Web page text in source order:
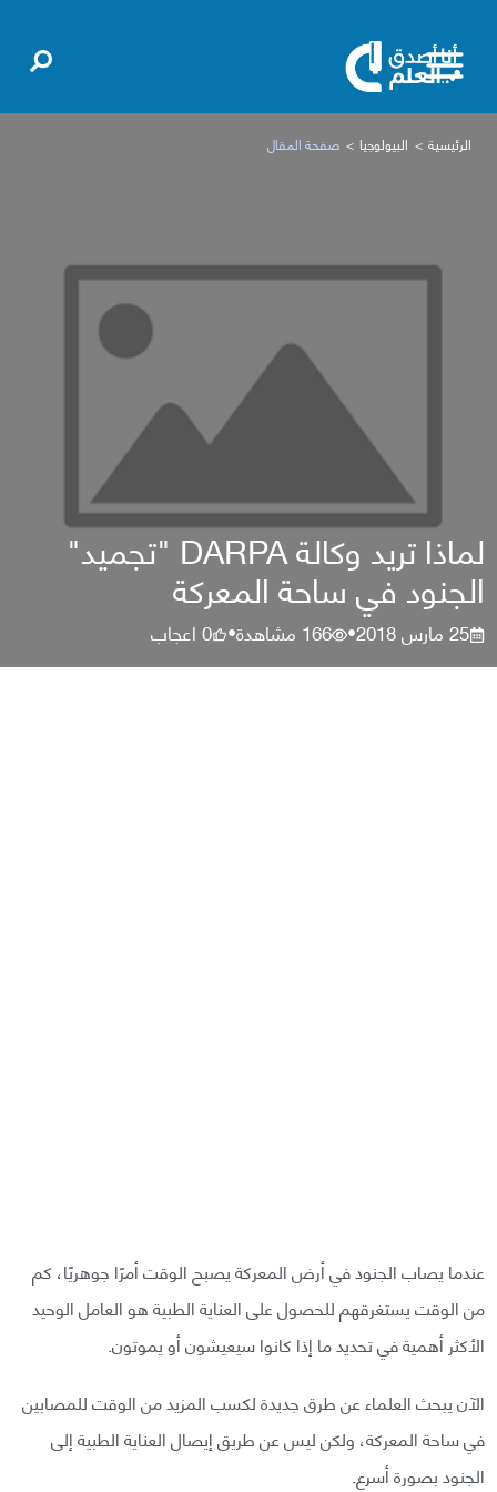
الرئيسية البيولوجيا صفحة المقال
لماذا تريد وكالة DARPA "تجميد"
الجنود في ساحة المعركة
25 مارس 2018 •
166 مشاهدة•
0اعجاب
عندما يصاب الجنود في أرض المعركة يصبح الوقت أمرًا جوهريًا، كم
من الوقت يستغرقهم للحصول على العناية الطبية هو العامل الوحيد
الأكثر أهمية في تحديد ما إذا كانوا سيعيشون أو يموتون.
الآن يبحث العلماء عن طرق جديدة لكسب المزيد من الوقت للمصابين
في ساحة المعركة، ولكن ليس عن طريق إيصال العناية الطبية إلى
الجنود بصورة أسرع.